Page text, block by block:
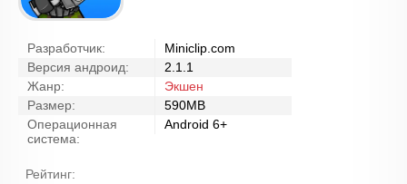
Разработчик:
Miniclip.com
Версия андроид:
2.1.1
Жанр:
Экшен
Размер:
590MB
Операционная
система:
Android 6+
Рейтинг: